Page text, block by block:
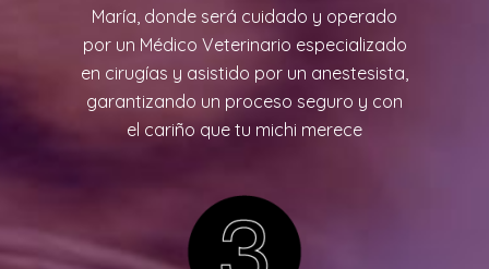
María, donde será cuidado y operado
por un Médico Veterinario especializado
en cirugías y asistido por un anestesista,
garantizando un proceso seguro y con
el cariño que tu michi merece